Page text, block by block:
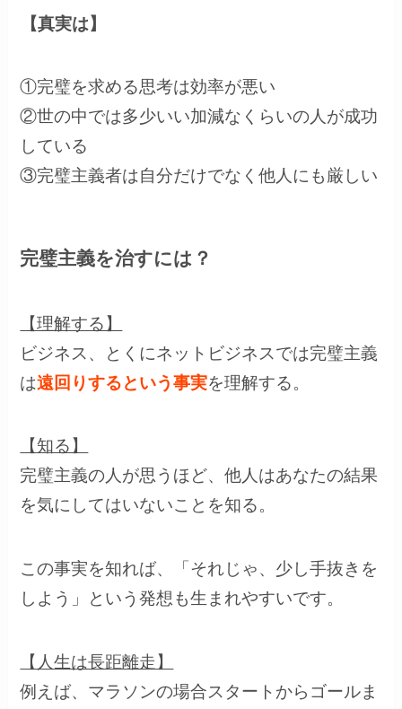
【真実は】
①完璧を求める思考は効率が悪い
②世の中では多少いい加減なくらいの人が成功
している
③完璧主義者は自分だけでなく他人にも厳しい
完璧主義を治すには？
【理解する】
ビジネス、とくにネットビジネスでは完璧主義
は遠回りするという事実を理解する。
【知る】
完璧主義の人が思うほど、他人はあなたの結果
を気にしてはいないことを知る。
この事実を知れば、「それじゃ、少し手抜きを
しよう」という発想も生まれやすいです。
【人生は長距離走】
例えば、マラソンの場合スタートからゴールま